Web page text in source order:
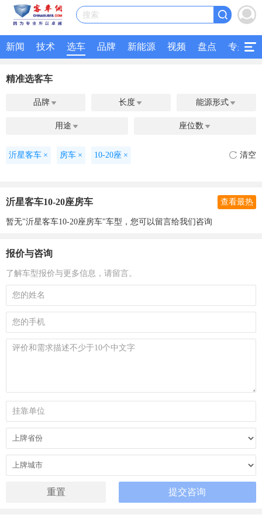
搜索
新闻 技术 选车 品牌 新能源 视频 盘点 专题
精准选客车
品牌  长度  能源形式 
用途  座位数 
沂星客车 × 房车 × 10-20座 × 清空
沂星客车10-20座房车 查看最热
暂无"沂星客车10-20座房车"车型，您可以留言给我们咨询
报价与咨询
了解车型报价与更多信息，请留言。